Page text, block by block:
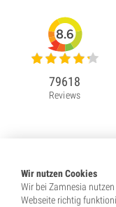
Wir nutzen Cookies
Wir bei Zamnesia
Webseite richtig
8.6
79618
Reviews